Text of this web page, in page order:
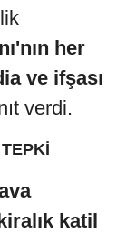
her
ve ifşası
verdi.
katil